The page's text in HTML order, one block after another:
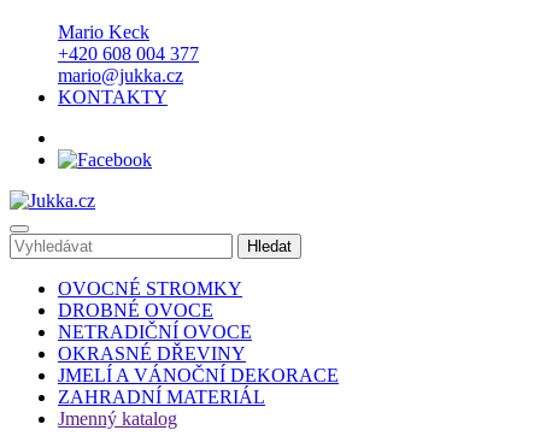
Mario Keck
+420 608 004 377
mario@jukka.cz
KONTAKTY
OVOCNÉ STROMKY
DROBNÉ OVOCE
NETRADIČNÍ OVOCE
OKRASNÉ DŘEVINY
JMELÍ A VÁNOČNÍ DEKORACE
ZAHRADNÍ MATERIÁL
Jmenný katalog